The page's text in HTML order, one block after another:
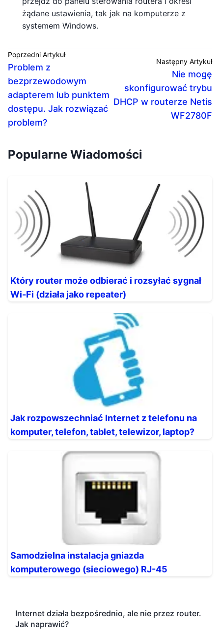
żądane ustawienia, tak jak na komputerze z
systemem Windows.
Poprzedni Artykuł
Problem z
bezprzewodowym
adapterem lub punktem
dostępu. Jak rozwiązać
problem?
Następny Artykuł
Nie mogę
skonfigurować trybu
DHCP w routerze Netis
WF2780F
Popularne Wiadomości
Który router może odbierać i rozsyłać sygnał
Wi-Fi (działa jako repeater)
Jak rozpowszechniać Internet z telefonu na
komputer, telefon, tablet, telewizor, laptop?
Samodzielna instalacja gniazda
komputerowego (sieciowego) RJ-45
Internet działa bezpośrednio, ale nie przez router.
Jak naprawić?